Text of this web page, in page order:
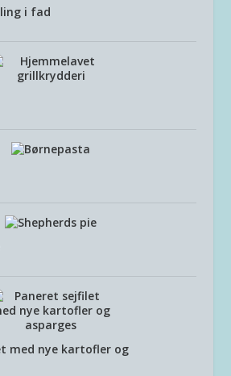
i fad
med nye kartofler og